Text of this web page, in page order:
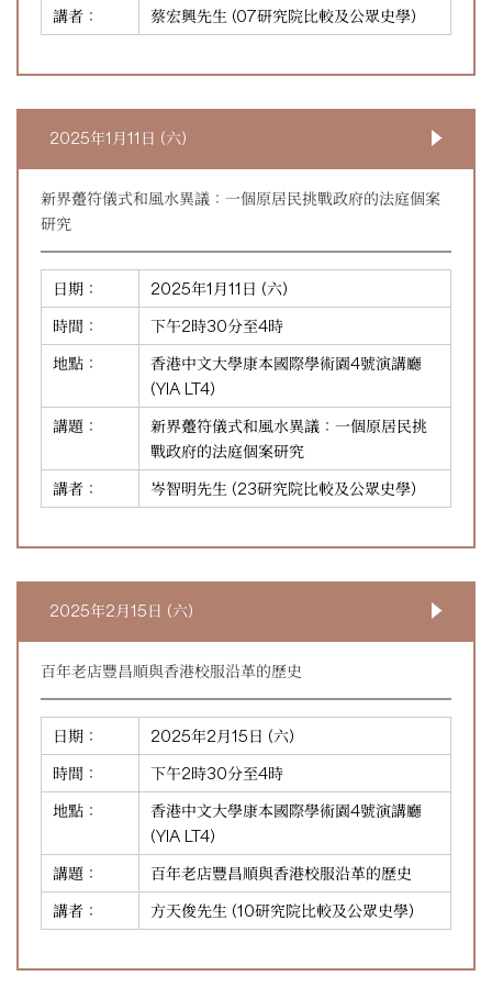
講者： 蔡宏興先生 (07研究院比較及公眾史學)
2025年1月11日 (六)
新界躉符儀式和風水異議：一個原居民挑戰政府的法庭個案
研究
日期：
2025年1月11日 (六)
時間：
下午2時30分至4時
地點：
香港中文大學康本國際學術園4號演講廳
(YIA LT4)
講題：
新界躉符儀式和風水異議：一個原居民挑
戰政府的法庭個案研究
講者：
岑智明先生 (23研究院比較及公眾史學)
2025年2月15日 (六)
百年老店豐昌順與香港校服沿革的歷史
日期：
2025年2月15日 (六)
時間：
下午2時30分至4時
地點：
香港中文大學康本國際學術園4號演講廳
(YIA LT4)
講題：
百年老店豐昌順與香港校服沿革的歷史
講者：
方天俊先生 (10研究院比較及公眾史學)